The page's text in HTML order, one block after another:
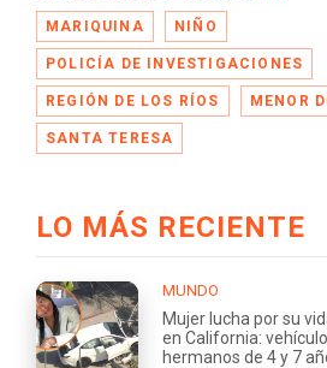
MARIQUINA NIÑO
POLICÍA DE INVESTIGACIONES
REGIÓN DE LOS RÍOS MENOR
SANTA TERESA
LO MÁS RECIENTE
MUNDO
Mujer lucha por su
en California:
hermanos de 4 y 7